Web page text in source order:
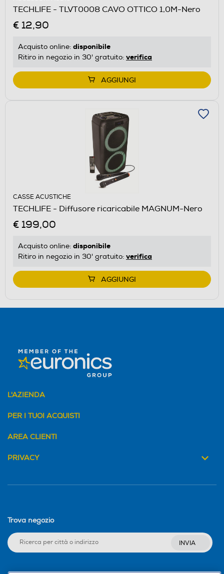
TECHLIFE - TLVT0008 CAVO OTTICO 1,0M-Nero
€ 12,90
Acquisto online: disponibile
Ritiro in negozio in 30' gratuito: verifica
AGGIUNGI
CASSE ACUSTICHE
TECHLIFE - Diffusore ricaricabile MAGNUM-Nero
€ 199,00
Acquisto online: disponibile
Ritiro in negozio in 30' gratuito: verifica
AGGIUNGI
L'AZIENDA
PER I TUOI ACQUISTI
AREA CLIENTI
PRIVACY
Trova negozio
INVIA